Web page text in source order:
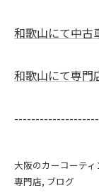
和歌山にて中古
和歌山にて専門
大阪のカーコーティ
専門店 ブログ